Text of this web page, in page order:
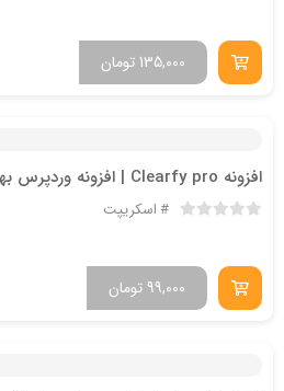
تومان135,000
افزونه Clearfy pro | افزونه وردپرس بهینه ساز چندکاره
اسکریپت
تومان99,000